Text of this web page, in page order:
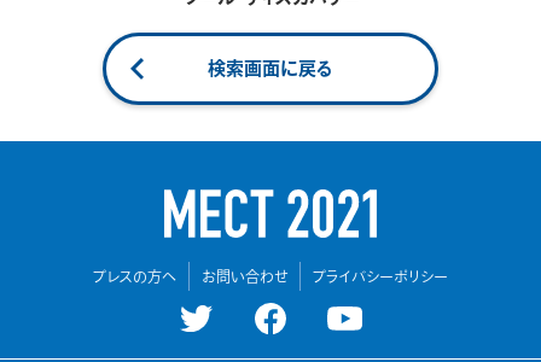
検索画面に戻る
プレスの方へ お問い合わせ プライバシーポリシー